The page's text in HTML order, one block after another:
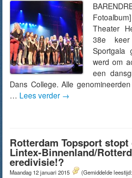
Theater
38e keer
Sportgala
werd om
een
Dans College. Alle
… Lees verder →
Rotterdam Topsport
Lintex-Binnenland/
eredivisie!?
Maandag 12 januari 2015 (Gemiddelde